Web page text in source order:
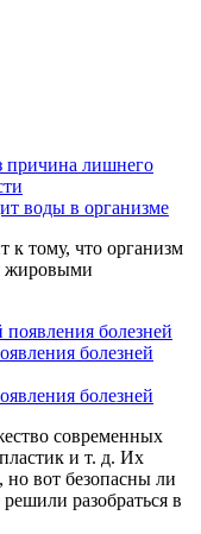
причина лишнего
воды в организме
к тому, что организм
жировыми
болезней
болезней
современных
и т. д. Их
вот безопасны ли
разобраться в